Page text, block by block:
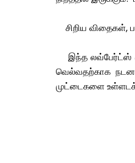
சிறிய விதைகள்,
இந்த லவ்பேர்ட்ஸ்
வெல்வதற்காக
முட்டைகளை